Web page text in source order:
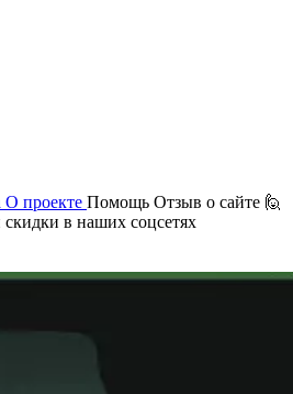
О проекте Помощь Отзыв о сайте 🙋
в наших соцсетях